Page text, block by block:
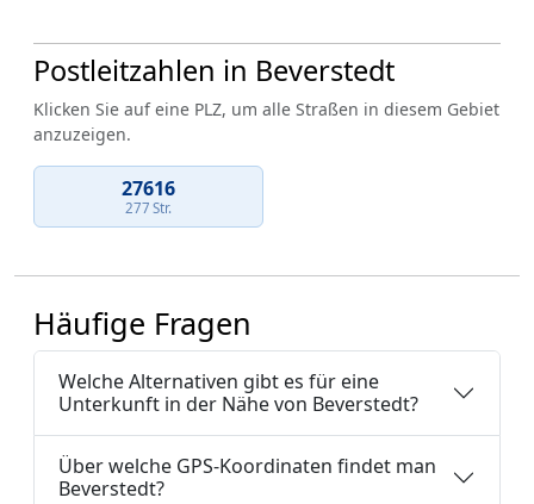
Postleitzahlen in Beverstedt
Klicken Sie auf eine PLZ, um alle Straßen in diesem Gebiet
anzuzeigen.
27616
277 Str.
Häufige Fragen
Welche Alternativen gibt es für eine
Unterkunft in der Nähe von Beverstedt?
Über welche GPS-Koordinaten findet man
Beverstedt?